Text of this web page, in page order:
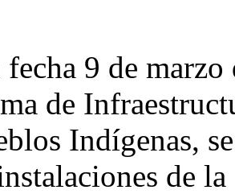
fecha 9 de
de
Indígenas,
de